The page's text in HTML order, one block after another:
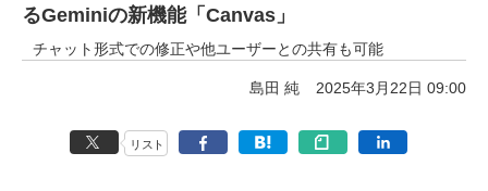
るGeminiの新機能「Canvas」
チャット形式での修正や他ユーザーとの共有も可能
島田 純 2025年3月22日 09:00
リスト